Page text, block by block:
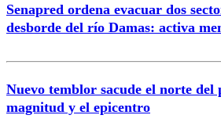
Correo
Senapred ordena evacuar dos
desborde del río Damas: activa
Nuevo temblor sacude el norte del
magnitud y el epicentro